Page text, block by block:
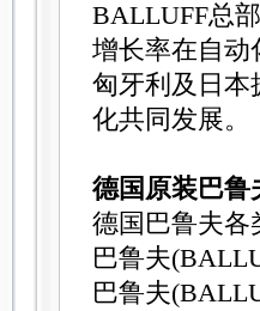
BALLUFF总
增长率在自动
匈牙利及日本
化共同发展。
德国原装巴
德国巴鲁夫各
巴鲁夫
巴鲁夫